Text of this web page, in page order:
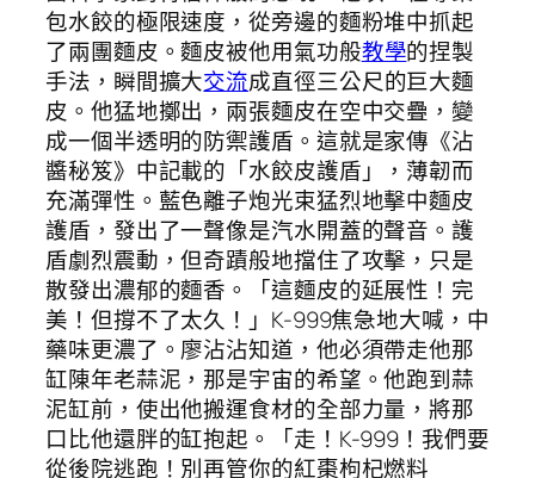
包水餃的極限速度，從旁邊的麵粉堆中抓起
了兩團麵皮。麵皮被他用氣功般教學的捏製
手法，瞬間擴大交流成直徑三公尺的巨大麵
皮。他猛地擲出，兩張麵皮在空中交疊，變
成一個半透明的防禦護盾。這就是家傳《沾
醬秘笈》中記載的「水餃皮護盾」，薄韌而
充滿彈性。藍色離子炮光束猛烈地擊中麵皮
護盾，發出了一聲像是汽水開蓋的聲音。護
盾劇烈震動，但奇蹟般地擋住了攻擊，只是
散發出濃郁的麵香。「這麵皮的延展性！完
美！但撐不了太久！」K-999焦急地大喊，中
藥味更濃了。廖沾沾知道，他必須帶走他那
缸陳年老蒜泥，那是宇宙的希望。他跑到蒜
泥缸前，使出他搬運食材的全部力量，將那
口比他還胖的缸抱起。「走！K-999！我們要
從後院逃跑！別再管你的紅棗枸杞燃料